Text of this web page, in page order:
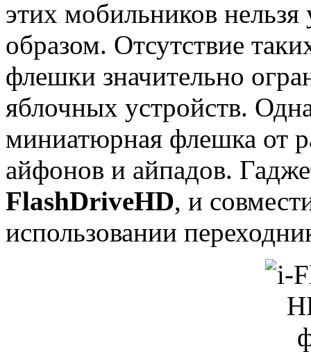
этих мобильников
образом. Отсутствие
флешки значительно
яблочных устройств.
миниатюрная флешка от
айфонов и айпадов.
FlashDriveHD, и
использовании